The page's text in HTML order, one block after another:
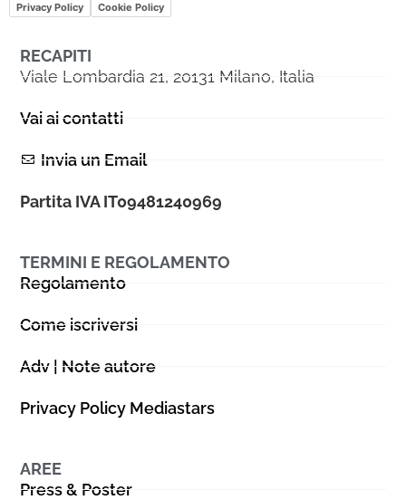
Privacy Policy Cookie Policy
RECAPITI
Viale Lombardia 21, 20131 Milano, Italia
Vai ai contatti
Invia un Email
Partita IVA IT09481240969
TERMINI E REGOLAMENTO
Regolamento
Come iscriversi
Adv | Note autore
Privacy Policy Mediastars
AREE
Press & Poster